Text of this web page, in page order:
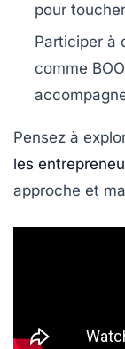
pour
Participer à
comme
Pensez à
les
approche et